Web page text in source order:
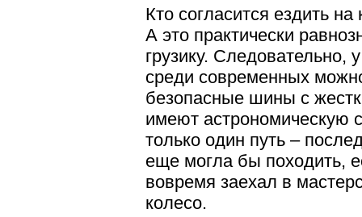
Кто согласится ездить
А это практически
грузику. Следовательно,
среди современных
безопасные шины с
имеют астрономическую
только один путь –
еще могла бы походить,
вовремя заехал в
колесо.